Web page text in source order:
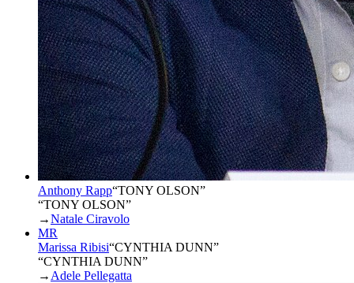
Anthony Rapp“TONY OLSON”
“TONY OLSON”
→Natale Ciravolo
MR
Marissa Ribisi“CYNTHIA DUNN”
“CYNTHIA DUNN”
→ Adele Pellegatta